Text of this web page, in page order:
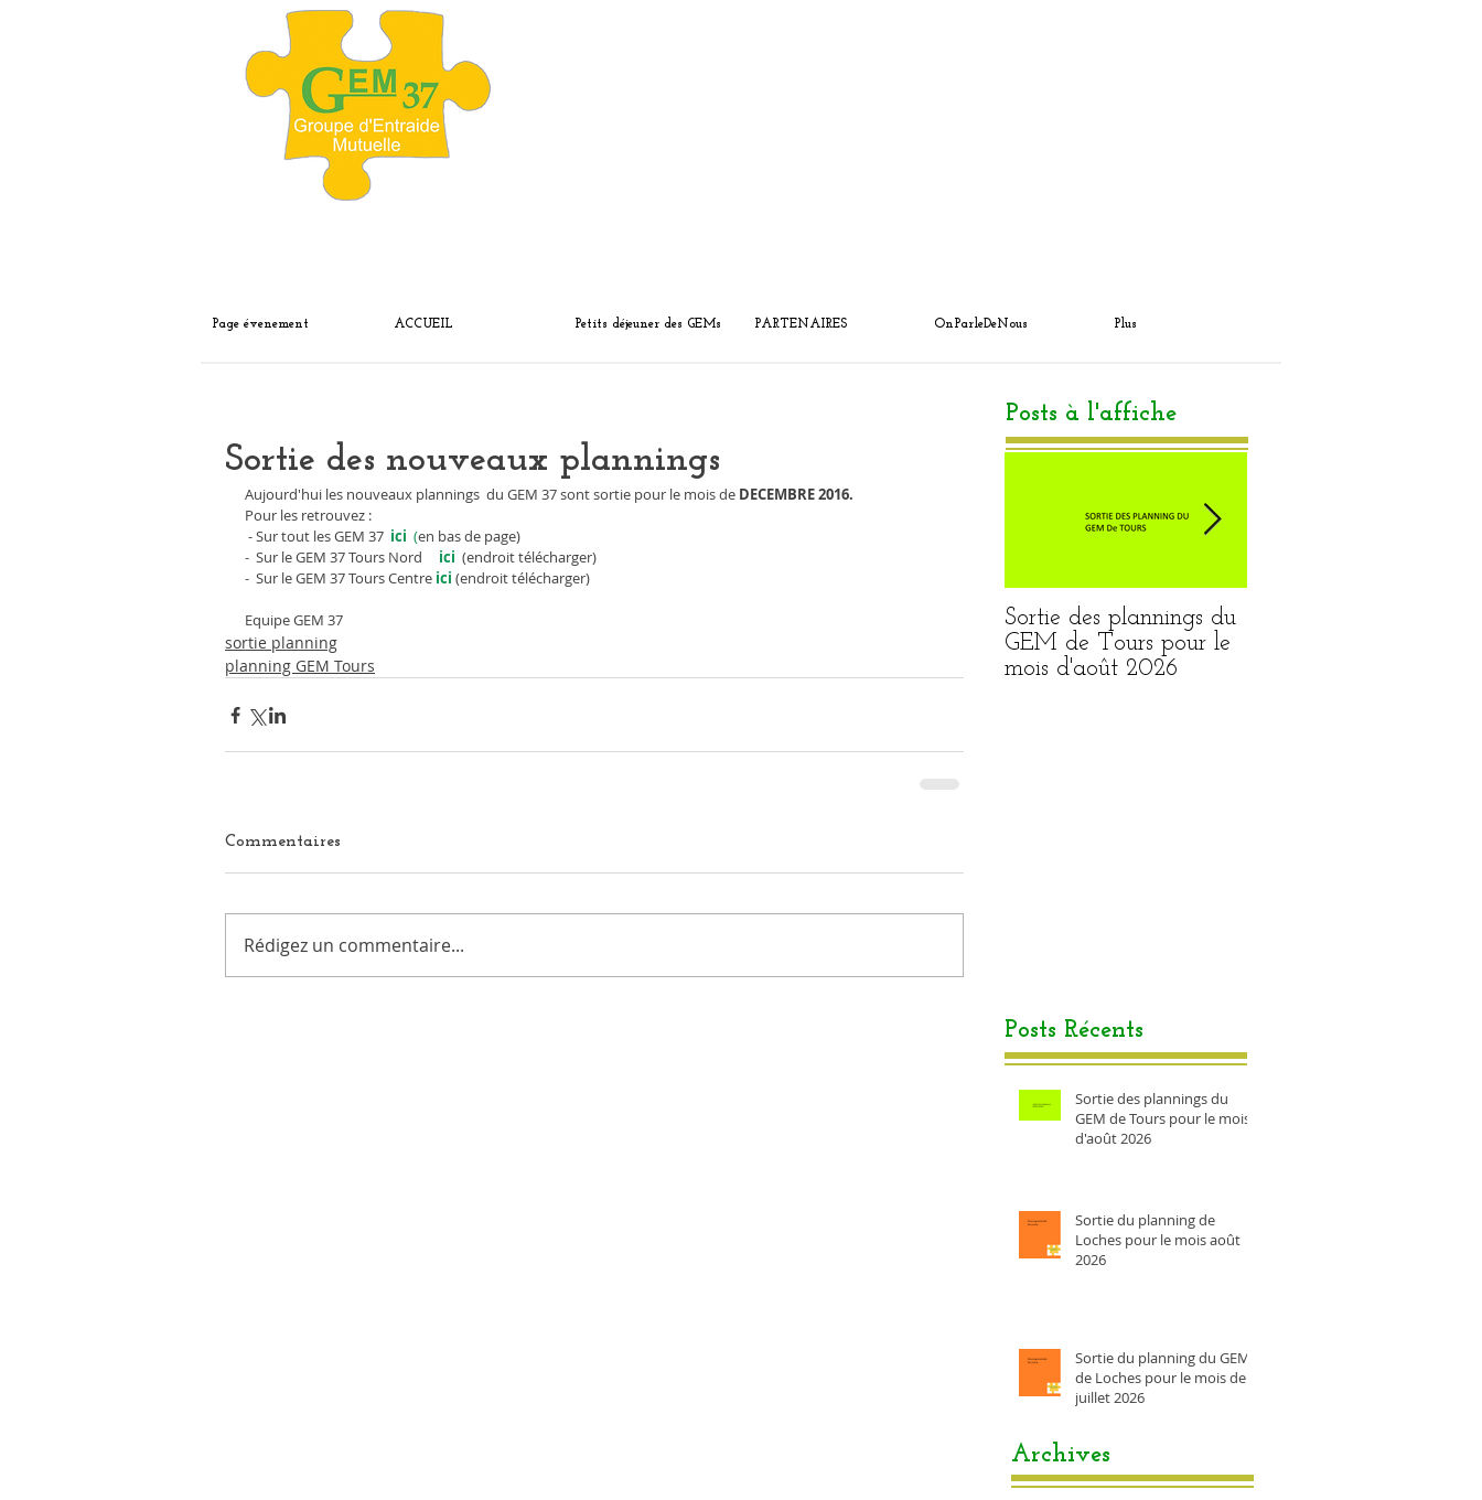
Page évenement ACCUEIL Petits déjeuner des GEMs PARTENAIRES OnParleDeNous Plus
Sortie des nouveaux plannings
Aujourd'hui les nouveaux plannings  du GEM 37 sont sortie pour le mois de DECEMBRE 2016.
Pour les retrouvez :
- Sur tout les GEM 37 ici (en bas de page)
-  Sur le GEM 37 Tours Nord ici
  (endroit télécharger)
-  Sur le GEM 37 Tours Centre ici (endroit télécharger)
Equipe GEM 37
sortie planning
planning GEM Tours
Commentaires
Rédigez un commentaire...
Posts à l'affiche
Sortie des plannings du
GEM de Tours pour le
mois d'août 2026
Posts Récents
Sortie des plannings du
GEM de Tours pour le mois
d'août 2026
Sortie du planning de
Loches pour le mois août
2026
Sortie du planning du GEM
de Loches pour le mois de
juillet 2026
Archives